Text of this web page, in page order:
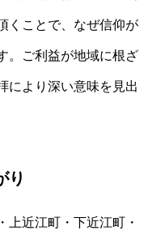
くことで、なぜ信仰が
。ご利益が地域に根ざ
により深い意味を見出
り
上近江町・下近江町・